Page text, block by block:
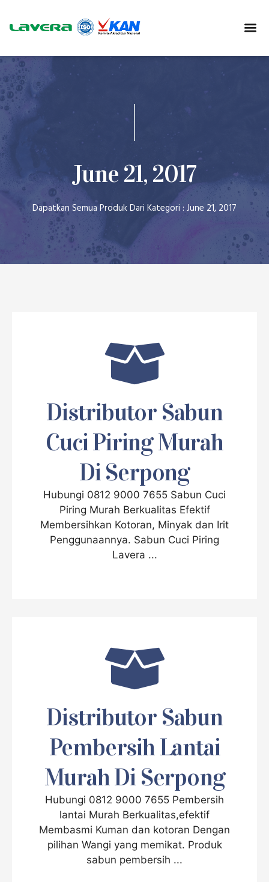
June 21, 2017
Dapatkan Semua Produk Dari Kategori : June 21, 2017
Distributor Sabun
Cuci Piring Murah
Di Serpong
Hubungi 0812 9000 7655 Sabun Cuci
Piring Murah Berkualitas Efektif
Membersihkan Kotoran, Minyak dan Irit
Penggunaannya. Sabun Cuci Piring
Lavera ...
Distributor Sabun
Pembersih Lantai
Murah Di Serpong
Hubungi 0812 9000 7655 Pembersih
lantai Murah Berkualitas,efektif
Membasmi Kuman dan kotoran Dengan
pilihan Wangi yang memikat. Produk
sabun pembersih ...